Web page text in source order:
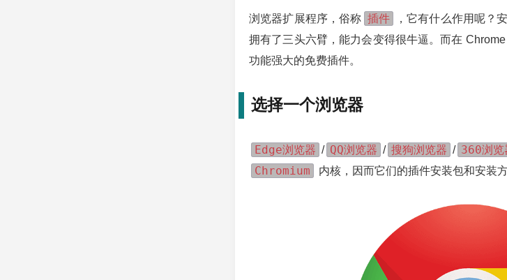
浏览器扩展程序，俗称 插件
，它有什么作用呢？
拥有了三头六臂，能力会变得很牛逼。而在
功能强大的免费插件。
选择一个浏览器
Edge浏览器 / QQ浏览器 / 搜狗浏览器 / 360浏览
Chromium 内核，因而它们的插件安装包和安装